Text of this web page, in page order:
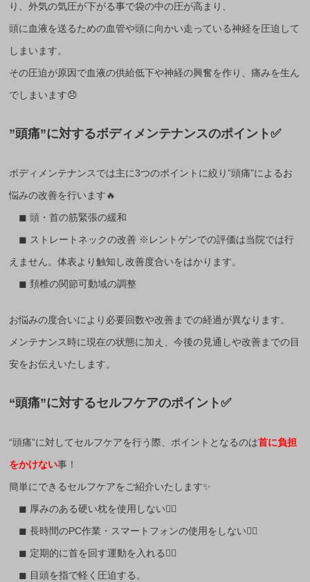
り、外気の気圧が下がる事で袋の中の圧が高まり、
頭に血液を送るための血管や頭に向かい走っている神経を圧迫して
しまいます。
その圧迫が原因で血液の供給低下や神経の興奮を作り、痛みを生ん
でしまいます😞
”頭痛”に対するボディメンテナンスのポイント✅
ボディメンテナンスでは主に3つのポイントに絞り”頭痛”によるお
悩みの改善を行います🔥
◼︎ 頭・首の筋緊張の緩和
◼︎ ストレートネックの改善 ※レントゲンでの評価は当院では行
えません。体表より触知し改善度合いをはかります。
◼︎ 頚椎の関節可動域の調整
お悩みの度合いにより必要回数や改善までの経過が異なります。
メンテナンス時に現在の状態に加え、今後の見通しや改善までの目
安をお伝えいたします。
“頭痛”に対するセルフケアのポイント✅
“頭痛”に対してセルフケアを行う際、ポイントとなるのは首に負担
をかけない事！
簡単にできるセルフケアをご紹介いたします✨
◼︎ 厚みのある硬い枕を使用しない🙅‍♂️
◼︎ 長時間のPC作業・スマートフォンの使用をしない🙅‍♂️
◼︎ 定期的に首を回す運動を入れる🙂‍↕️
◼︎ 目頭を指で軽く圧迫する。